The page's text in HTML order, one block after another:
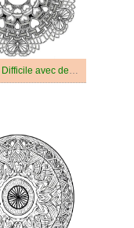
Mandala Difficile avec des Coeurs